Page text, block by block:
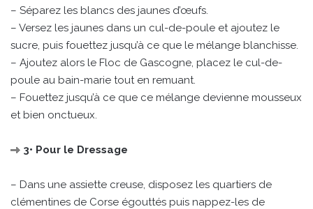
– Séparez les blancs des jaunes d’œufs.
– Versez les jaunes dans un cul-de-poule et ajoutez le
sucre, puis fouettez jusqu’à ce que le mélange blanchisse.
– Ajoutez alors le Floc de Gascogne, placez le cul-de-
poule au bain-marie tout en remuant.
– Fouettez jusqu’à ce que ce mélange devienne mousseux
et bien onctueux.
3• Pour le Dressage
– Dans une assiette creuse, disposez les quartiers de
clémentines de Corse égouttés puis nappez-les de